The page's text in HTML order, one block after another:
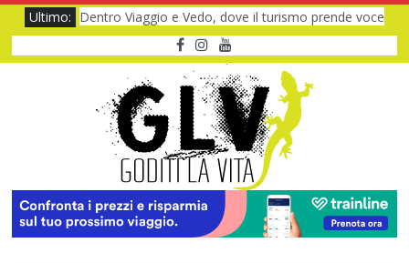
Ultimo: Dentro Viaggio e Vedo, dove il turismo prende voce
Quando il CUP ti fa aspettare troppo
Baviera da fiaba tra castelli e meraviglie
I Legnanesi a Milano 2027: risate smart
Film al cinema ad agosto 2026: le novità